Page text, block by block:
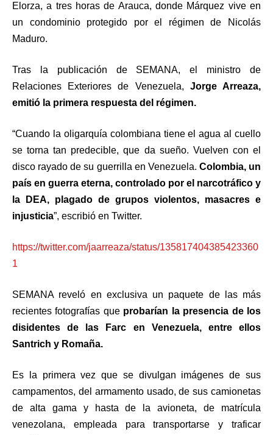
Elorza, a tres horas de Arauca, donde Márquez vive en
un condominio protegido por el régimen de Nicolás
Maduro.
Tras la publicación de SEMANA, el ministro de
Relaciones Exteriores de Venezuela, Jorge Arreaza,
emitió la primera respuesta del régimen.
“Cuando la oligarquía colombiana tiene el agua al cuello
se torna tan predecible, que da sueño. Vuelven con el
disco rayado de su guerrilla en Venezuela. Colombia, un
país en guerra eterna, controlado por el narcotráfico y
la DEA, plagado de grupos violentos, masacres e
injusticia”, escribió en Twitter.
https://twitter.com/jaarreaza/status/135817404385423360
1
SEMANA reveló en exclusiva un paquete de las más
recientes fotografías que probarían la presencia de los
disidentes de las Farc en Venezuela, entre ellos
Santrich y Romaña.
Es la primera vez que se divulgan imágenes de sus
campamentos, del armamento usado, de sus camionetas
de alta gama y hasta de la avioneta, de matrícula
venezolana, empleada para transportarse y traficar